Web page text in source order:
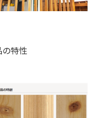
の特性